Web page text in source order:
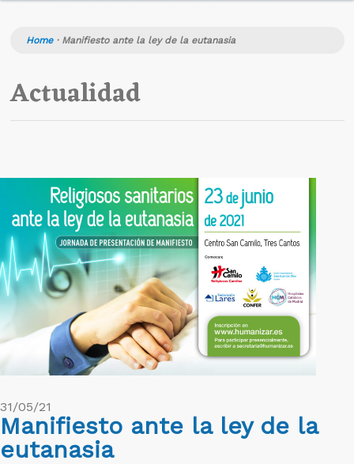
Home· Manifiesto ante la ley de la eutanasia
Actualidad
31/05/21
Manifiesto ante la ley de la
eutanasia